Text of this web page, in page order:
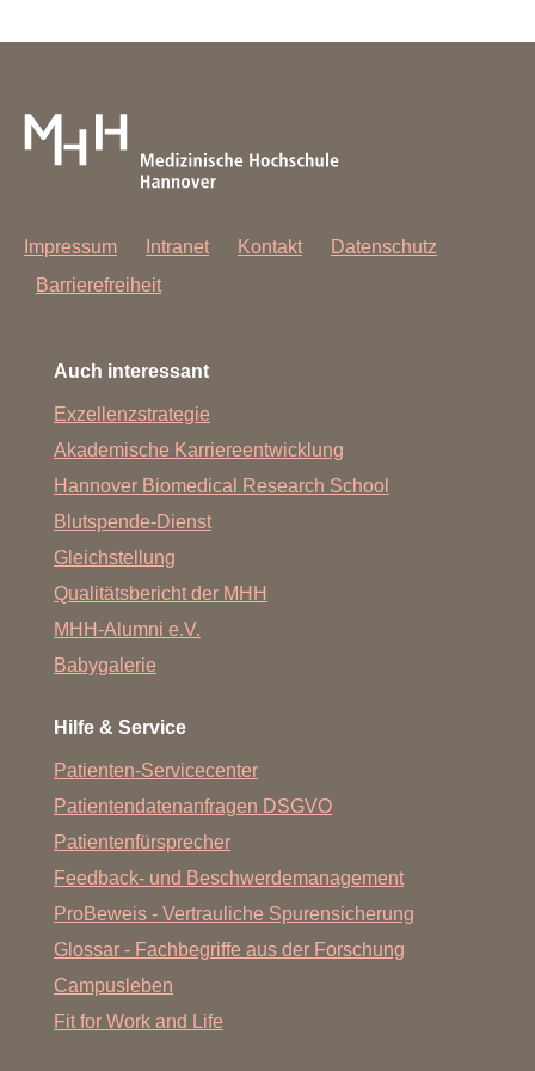
Impressum Intranet Kontakt
Datenschutz
Barrierefreiheit
Auch interessant
Exzellenzstrategie
Akademische Karriereentwicklung
Hannover Biomedical Research School
Blutspende-Dienst
Gleichstellung
Qualitätsbericht der MHH
MHH-Alumni e.V.
Babygalerie
Hilfe & Service
Patienten-Servicecenter
Patientendatenanfragen DSGVO
Patientenfürsprecher
Feedback- und Beschwerdemanagement
ProBeweis - Vertrauliche Spurensicherung
Glossar - Fachbegriffe aus der Forschung
Campusleben
Fit for Work and Life